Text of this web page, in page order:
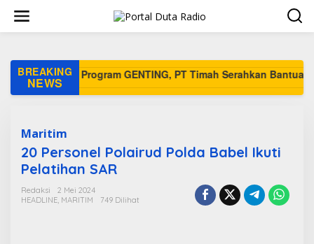
w
BREAKING
NEWS
Maritim
20 Personel Polairud Polda Babel Ikuti
Pelatihan SAR
Redaksi
2 Mei 2024
HEADLINE, MARITIM 749 Dilihat